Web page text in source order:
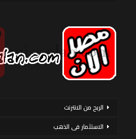
الربح من الانترنت
الاستثمار فى الذهب